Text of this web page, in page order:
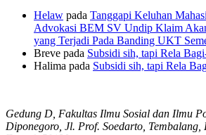
Helaw pada Tanggapi Keluhan
Advokasi BEM SV Undip Klaim
yang Terjadi Pada Banding UKT
Breve pada Subsidi sih, tapi Rela
Halima pada Subsidi sih, tapi Rela
Gedung D, Fakultas Ilmu Sosial dan Ilmu
Diponegoro, Jl. Prof. Soedarto, Tembalang,